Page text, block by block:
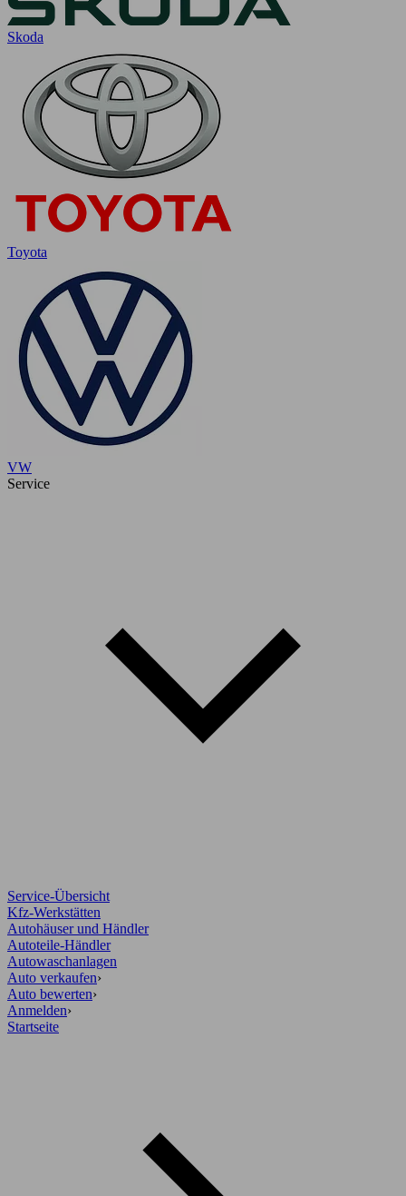
Skoda
Toyota
VW
Service
Service-Übersicht
Kfz-Werkstätten
Autohäuser und Händler
Autoteile-Händler
Autowaschanlagen
Auto verkaufen›
Auto bewerten›
Anmelden›
Startseite